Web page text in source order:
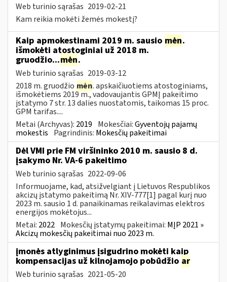
Web turinio sąrašas 2019-02-21
Kam reikia mokėti žemės mokestį?
Kaip apmokestinami 2019 m. sausio mėn.
išmokėti atostoginiai už 2018 m.
gruodžio...mėn.
Web turinio sąrašas 2019-03-12
2018 m. gruodžio mėn. apskaičiuotiems atostoginiams,
išmokėtiems 2019 m., vadovaujantis GPMĮ pakeitimo
įstatymo 7 str. 13 dalies nuostatomis, taikomas 15 proc.
GPM tarifas....
Metai (Archyvas): 2019 Mokesčiai:Gyventojų pajamų
mokestis Pagrindinis: Mokesčių pakeitimai
Dėl VMI prie FM viršininko 2010 m. sausio 8 d.
įsakymo Nr. VA-6 pakeitimo
Web turinio sąrašas 2022-09-06
Informuojame, kad, atsižvelgiant į Lietuvos Respublikos
akcizų įstatymo pakeitimą Nr. XIV-777[1] pagal kurį nuo
2023 m. sausio 1 d. panaikinamas reikalavimas elektros
energijos mokėtojus...
Metai: 2022 Mokesčių įstatymų pakeitimai: MĮP 2021 »
Akcizų mokesčių pakeitimai nuo 2023 m.
įmonės atlyginimus įsigudrino mokėti kaip
kompensacijas už kilnojamojo pobūdžio ar
Web turinio sąrašas 2021-05-20